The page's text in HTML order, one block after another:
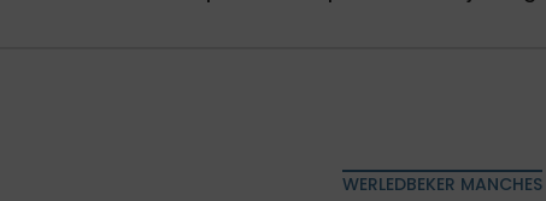
WERLEDBEKER MANCHES